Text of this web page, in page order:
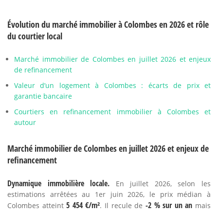
Évolution du marché immobilier à Colombes en 2026 et rôle
du courtier local
Marché immobilier de Colombes en juillet 2026 et enjeux
de refinancement
Valeur d’un logement à Colombes : écarts de prix et
garantie bancaire
Courtiers en refinancement immobilier à Colombes et
autour
Marché immobilier de Colombes en juillet 2026 et enjeux de
refinancement
Dynamique immobilière locale. En juillet 2026, selon les
estimations arrêtées au 1er juin 2026, le prix médian à
Colombes atteint5 454 €/m². Il recule de -2 % sur un an mais